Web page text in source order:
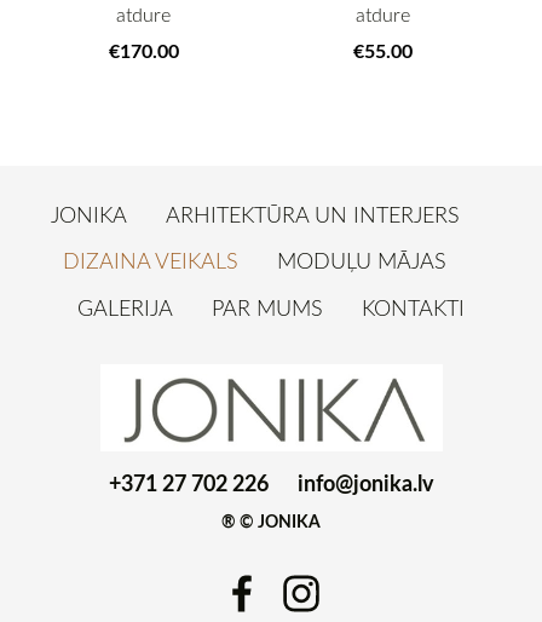
atdure
€170.00
atdure
€55.00
JONIKA
ARHITEKTŪRA UN INTERJERS
DIZAINA VEIKALS
MODUĻU MĀJAS
GALERIJA
PAR MUMS KONTAKTI
+371 27 702 226 info@jonika.lv
® © JONIKA